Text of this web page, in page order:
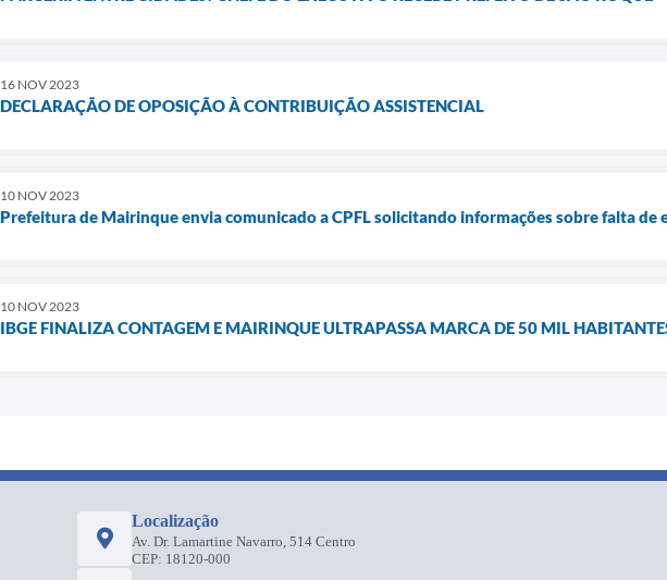
16 NOV 2023
DECLARAÇÃO DE OPOSIÇÃO À CONTRIBUIÇÃO ASSISTENCIAL
10 NOV 2023
Prefeitura de Mairinque envia comunicado a CPFL solicitando informações sobre falta
10 NOV 2023
IBGE FINALIZA CONTAGEM E MAIRINQUE ULTRAPASSA MARCA DE 50 MIL
Localização
Av. Dr. Lamartine Navarro, 514 Centro
CEP: 18120-000